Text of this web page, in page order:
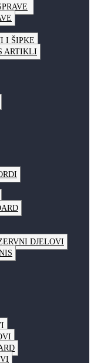
I ŠIPKE
ARTIKLI
DJELOVI